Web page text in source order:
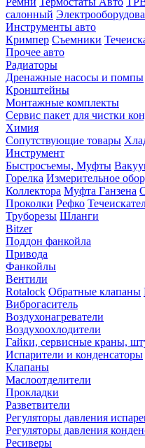
салонный
Инструменты авто
Кримпер Съемники
Прочее авто
Радиаторы
Дренажные насосы и помпы
Кронштейны
Монтажные комплекты
Сервис пакет для чистки
Химия
Сопутствующие товары
Инструмент
Быстросъемы, Муфты
Горелка Измерительное
Коллектора Муфта Ганзена
Проколки Рефко
Труборезы Шланги
Bitzer
Поддон фанкойла
Привода
Фанкойлы
Вентили
Rotalock Обратные клапаны
Виброгаситель
Воздухонагреватели
Воздухоохлодители
Гайки, сервисные краны,
Испарители и конденсаторы
Клапаны
Маслоотделители
Прокладки
Разветвители
Регуляторы давления
Регуляторы давления
Ресиверы